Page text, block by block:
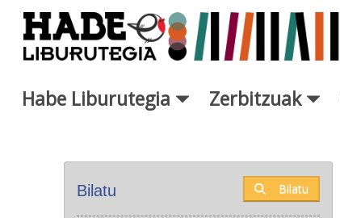
Eduki nagusira joan
Habe Liburutegia Zerbitzuak
Bilatu Bilatu